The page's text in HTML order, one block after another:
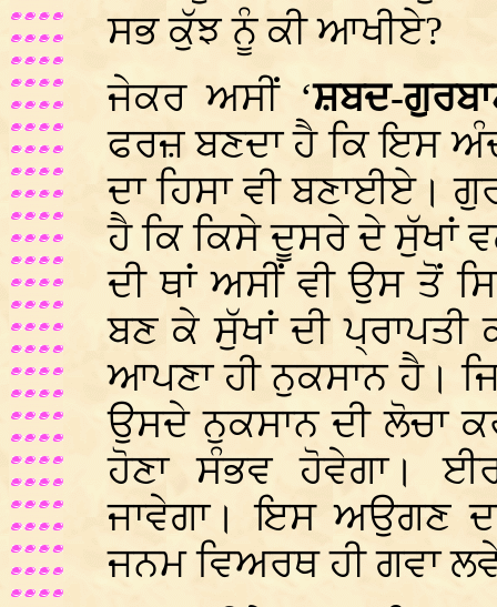
ਸਭ ਕੁੱਝ ਨੂੰ ਕੀ ਆਖੀਏ?
ਜੇਕਰ ਅਸੀਂ ‘ਸ਼ਬਦ-
ਫਰਜ਼ ਬਣਦਾ ਹੈ ਕਿ ਇਸ
ਦਾ ਹਿਸਾ ਵੀ ਬਣਾਈਏ।
ਹੈ ਕਿ ਕਿਸੇ ਦੂਸਰੇ ਦੇ ਸੁੱਖਾਂ
ਦੀ ਥਾਂ ਅਸੀਂ ਵੀ ਉਸ ਤੋਂ
ਬਣ ਕੇ ਸੁੱਖਾਂ ਦੀ
ਆਪਣਾ ਹੀ ਨੁਕਸਾਨ ਹੈ।
ਉਸਦੇ ਨੁਕਸਾਨ ਦੀ ਲੋਚਾ
ਹੋਣਾ ਸੰਭਵ ਹੋਵੇਗਾ।
ਜਾਵੇਗਾ। ਇਸ ਅਉਗਣ
ਜਨਮ ਵਿਅਰਥ ਹੀ ਗਵਾ